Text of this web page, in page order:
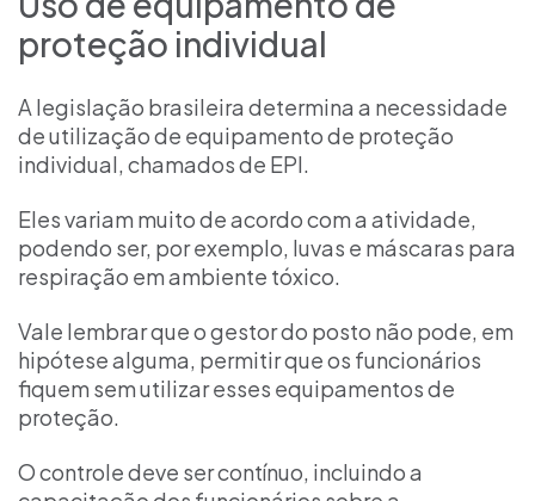
proteção individual
A legislação brasileira determina a necessidade
de utilização de equipamento de proteção
individual, chamados de EPI.
Eles variam muito de acordo com a atividade,
podendo ser, por exemplo, luvas e máscaras para
respiração em ambiente tóxico.
Vale lembrar que o gestor do posto não pode, em
hipótese alguma, permitir que os funcionários
fiquem sem utilizar esses equipamentos de
proteção.
O controle deve ser contínuo, incluindo a